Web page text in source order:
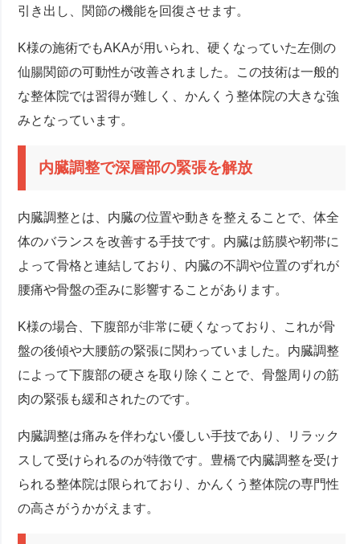
引き出し、関節の機能を回復させます。
K様の施術でもAKAが用いられ、硬くなっていた左側の
仙腸関節の可動性が改善されました。この技術は一般的
な整体院では習得が難しく、かんくう整体院の大きな強
みとなっています。
内臓調整で深層部の緊張を解放
内臓調整とは、内臓の位置や動きを整えることで、体全
体のバランスを改善する手技です。内臓は筋膜や靭帯に
よって骨格と連結しており、内臓の不調や位置のずれが
腰痛や骨盤の歪みに影響することがあります。
K様の場合、下腹部が非常に硬くなっており、これが骨
盤の後傾や大腰筋の緊張に関わっていました。内臓調整
によって下腹部の硬さを取り除くことで、骨盤周りの筋
肉の緊張も緩和されたのです。
内臓調整は痛みを伴わない優しい手技であり、リラック
スして受けられるのが特徴です。豊橋で内臓調整を受け
られる整体院は限られており、かんくう整体院の専門性
の高さがうかがえます。